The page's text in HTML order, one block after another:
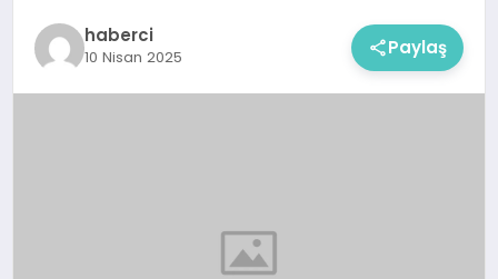
haberci
10 Nisan 2025 Paylaş